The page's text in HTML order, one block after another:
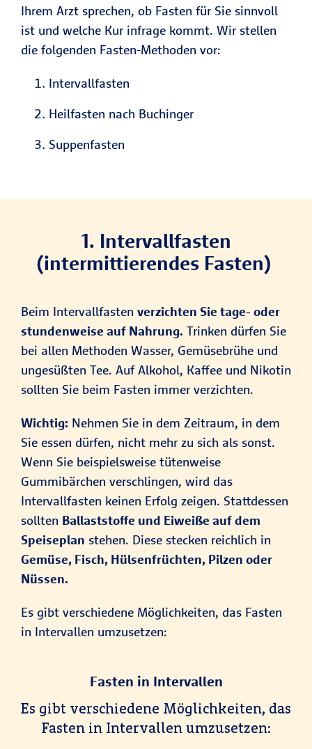
Ihrem Arzt sprechen, ob Fasten für Sie sinnvoll
ist und welche Kur infrage kommt. Wir stellen
die folgenden Fasten-Methoden vor:
Intervallfasten
Heilfasten nach Buchinger
Suppenfasten
1. Intervallfasten
(intermittierendes Fasten)
Beim Intervallfasten verzichten Sie tage- oder
stundenweise auf Nahrung. Trinken dürfen Sie
bei allen Methoden Wasser, Gemüsebrühe und
ungesüßten Tee. Auf Alkohol, Kaffee und Nikotin
sollten Sie beim Fasten immer verzichten.
Wichtig: Nehmen Sie in dem Zeitraum, in dem
Sie essen dürfen, nicht mehr zu sich als sonst.
Wenn Sie beispielsweise tütenweise
Gummibärchen verschlingen, wird das
Intervallfasten keinen Erfolg zeigen. Stattdessen
sollten Ballaststoffe und Eiweiße auf dem
Speiseplan stehen. Diese stecken reichlich in
Gemüse, Fisch, Hülsenfrüchten, Pilzen oder
Nüssen.
Es gibt verschiedene Möglichkeiten, das Fasten
in Intervallen umzusetzen:
Fasten in Intervallen
Es gibt verschiedene Möglichkeiten, das
Fasten in Intervallen umzusetzen: